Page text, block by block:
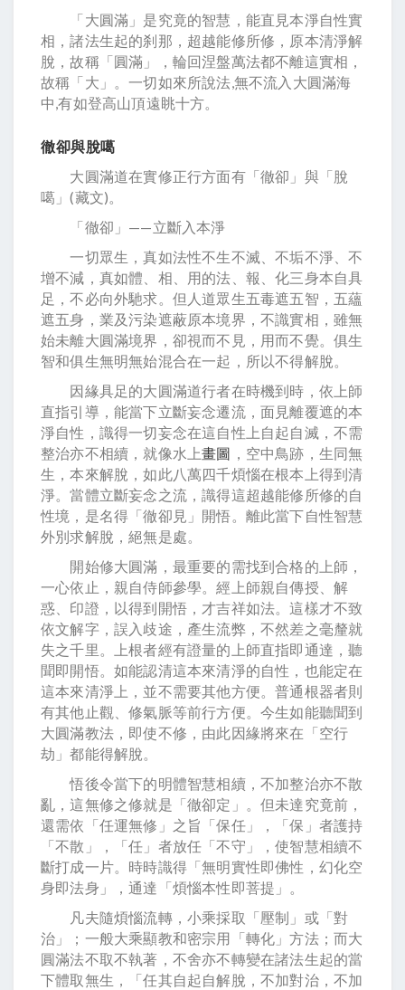
「大圓滿」是究竟的智慧，能直見本淨自性實
相，諸法生起的刹那，超越能修所修，原本清淨解
脫，故稱「圓滿」，輪回涅盤萬法都不離這實相，
故稱「大」。一切如來所說法,無不流入大圓滿海
中,有如登高山頂遠眺十方。
徹卻與脫噶
大圓滿道在實修正行方面有「徹卻」與「脫
噶」(藏文)。
「徹卻」——立斷入本淨
一切眾生，真如法性不生不滅、不垢不淨、不
增不減，真如體、相、用的法、報、化三身本自具
足，不必向外馳求。但人道眾生五毒遮五智，五蘊
遮五身，業及污染遮蔽原本境界，不識實相，雖無
始未離大圓滿境界，卻視而不見，用而不覺。俱生
智和俱生無明無始混合在一起，所以不得解脫。
因緣具足的大圓滿道行者在時機到時，依上師
直指引導，能當下立斷妄念遷流，面見離覆遮的本
淨自性，識得一切妄念在這自性上自起自滅，不需
整治亦不相續，就像水上畫圖 ，空中鳥跡，生同無
生，本來解脫，如此八萬四千煩惱在根本上得到清
淨。當體立斷妄念之流，識得這超越能修所修的自
性境，是名得「徹卻見」開悟。離此當下自性智慧
外別求解脫，絕無是處。
開始修大圓滿，最重要的需找到合格的上師，
一心依止，親自侍師參學。經上師親自傳授、解
惑、印證，以得到開悟，才吉祥如法。這樣才不致
依文解字，誤入歧途，產生流弊，不然差之毫釐就
失之千里。上根者經有證量的上師直指即通達，聽
聞即開悟。如能認清這本來清淨的自性，也能定在
這本來清淨上，並不需要其他方便。普通根器者則
有其他止觀、修氣脈等前行方便。今生如能聽聞到
大圓滿教法，即使不修，由此因緣將來在「空行
劫」都能得解脫。
悟後令當下的明體智慧相續，不加整治亦不散
亂，這無修之修就是「徹卻定」。但未達究竟前，
還需依「任運無修」之旨「保任」，「保」者護持
「不散」，「任」者放任「不守」，使智慧相續不
斷打成一片。時時識得「無明實性即佛性，幻化空
身即法身」，通達「煩惱本性即菩提」。
凡夫隨煩惱流轉，小乘採取「壓制」或「對
治」；一般大乘顯教和密宗用「轉化」方法；而大
圓滿法不取不執著，不舍亦不轉變在諸法生起的當
下體取無生，「任其自起自解脫，不加對治，不加